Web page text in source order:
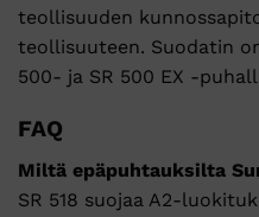
teollisuuden
teollisuuteen. Suodatin
500- ja SR 500 EX -
FAQ
Miltä epäpuhtauksilta
SR 518 suojaa A2-